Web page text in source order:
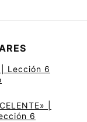
| Lección 6
|
6